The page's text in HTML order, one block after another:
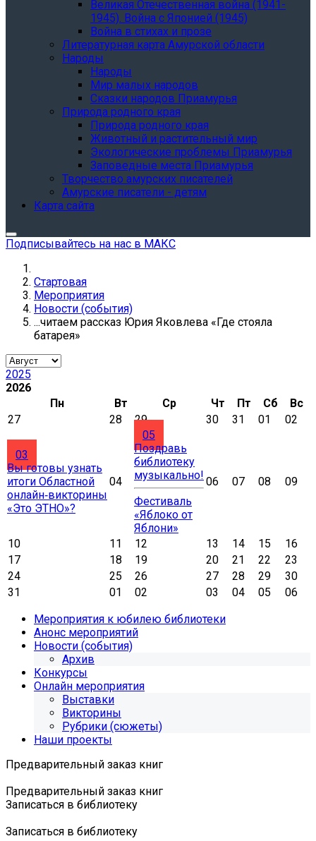
Великая Отечественная война (1941-
1945). Война с Японией (1945)
Война в стихах и прозе
Литературная карта Амурской области
Народы
Народы
Мир малых народов
Сказки народов Приамурья
Природа родного края
Природа родного края
Животный и растительный мир
Экологические проблемы Приамурья
Заповедные места Приамурья
Творчество амурских писателей
Амурские писатели - детям
Карта сайта
Подписывайтесь на нас в МАКС
Стартовая
Мероприятия
Новости (события)
...читаем рассказ Юрия Яковлева «Где стояла
батарея»
2025
2026
Пн
Вт Ср Чт Пт Сб
Вс
27
28 29 30 31 01 02
03
Вы готовы узнать
итоги Областной
онлайн‑викторины
«Это ЭТНО»?
04
05
Поздравь
библиотеку
музыкально!
Фестиваль
«Яблоко от
Яблони»
06 07 08 09
10 11 12 13 14 15
16
17
18 19 20 21 22
23
24
25 26 27 28 29
30
31
01 02 03 04 05
06
Мероприятия к юбилею библиотеки
Анонс мероприятий
Новости (события)
Архив
Конкурсы
Онлайн мероприятия
Выставки
Викторины
Рубрики (сюжеты)
Наши проекты
Предварительный заказ книг
Предварительный заказ книг
Записаться в библиотеку
Записаться в библиотеку